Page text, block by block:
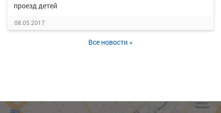
проезд детей
08.05.2017
Все новости »